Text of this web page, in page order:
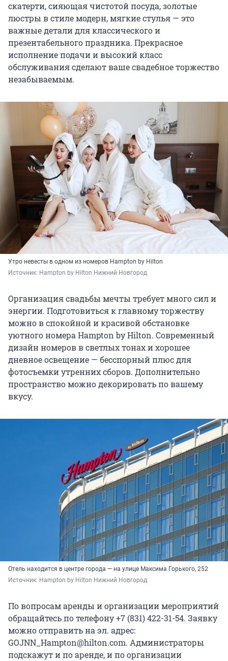
скатерти, сияющая чистотой посуда, золотые
люстры в стиле модерн, мягкие стулья — это
важные детали для классического и
презентабельного праздника. Прекрасное
исполнение подачи и высокий класс
обслуживания сделают ваше свадебное торжество
незабываемым.
Утро невесты в одном из номеров Hampton by Hilton
Источник: Hampton by Hilton Нижний Новгород
Организация свадьбы мечты требует много сил и
энергии. Подготовиться к главному торжеству
можно в спокойной и красивой обстановке
уютного номера Hampton by Hilton. Современный
дизайн номеров в светлых тонах и хорошее
дневное освещение — бесспорный плюс для
фотосъемки утренних сборов. Дополнительно
пространство можно декорировать по вашему
вкусу.
Отель находится в центре города — на улице Максима Горького, 252
Источник: Hampton by Hilton Нижний Новгород
По вопросам аренды и организации мероприятий
обращайтесь по телефону +7 (831) 422-31-54. Заявку
можно отправить на эл. адрес:
GOJNN_Hampton@hilton.com. Администраторы
подскажут и по аренде, и по организации